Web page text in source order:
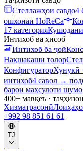
Стеллажҳои савдо4
ошхонаи HoReCa
17 категорияКушодани
Интихоб ва ҳисоб
Интихоб ба ҷой
Нақшакаши толор
КонфигураторХунукӣ
интихоб4 савол →
барои маҳсулоти шумо
400+ мавқеъ ·
ХизматрасонӣЛоиҳаҳо
+992 98 851 61 61
TJ